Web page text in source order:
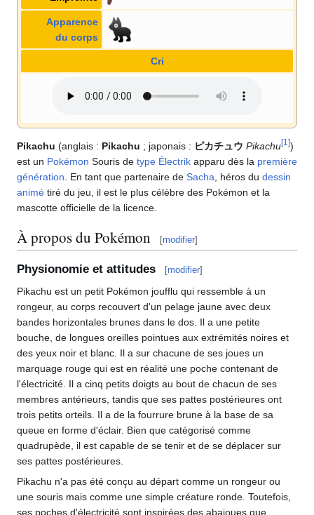
Apparence
du corps
Cri
Pikachu (anglais : Pikachu ; japonais : ピカチュウ Pikachu[1 ])
est un Pokémon Souris de type Électrik apparu dès la première
génération . En tant que partenaire de Sacha , héros du dessin
animé tiré du jeu, il est le plus célèbre des Pokémon et la
mascotte officielle de la licence.
À propos du Pokémon [modifier]
Physionomie et attitudes [modifier]
Pikachu est un petit Pokémon joufflu qui ressemble à un
rongeur, au corps recouvert d'un pelage jaune avec deux
bandes horizontales brunes dans le dos. Il a une petite
bouche, de longues oreilles pointues aux extrémités noires et
des yeux noir et blanc. Il a sur chacune de ses joues un
marquage rouge qui est en réalité une poche contenant de
l'électricité. Il a cinq petits doigts au bout de chacun de ses
membres antérieurs, tandis que ses pattes postérieures ont
trois petits orteils. Il a de la fourrure brune à la base de sa
queue en forme d'éclair. Bien que catégorisé comme
quadrupède, il est capable de se tenir et de se déplacer sur
ses pattes postérieures.
Pikachu n'a pas été conçu au départ comme un rongeur ou
une souris mais comme une simple créature ronde. Toutefois,
ses poches d'électricité sont inspirées des abajoues que